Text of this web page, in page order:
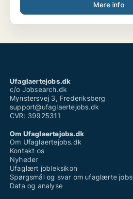
Mere info
Ufaglaertejobs.dk
c/o Jobsearch.dk
Mynstersvej 3, Frederiksberg
support@ufaglaertejobs.dk
CVR: 39925311
Om Ufaglaertejobs.dk
Om Ufaglaertejobs.dk
Kontakt os
Nyheder
Ufaglært jobleksikon
Spørgsmål og svar om ufaglærte jobs
Data og analyse